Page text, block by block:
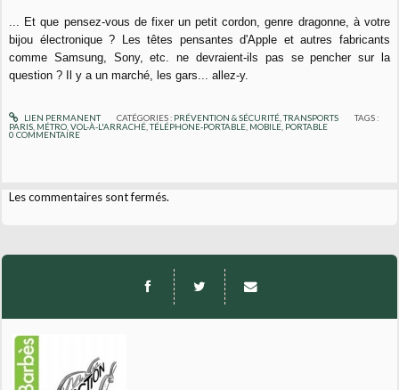
... Et que pensez-vous de fixer un petit cordon, genre dragonne, à votre
bijou électronique ? Les têtes pensantes d'Apple et autres fabricants
comme Samsung, Sony, etc. ne devraient-ils pas se pencher sur la
question ? Il y a un marché, les gars... allez-y.
LIEN PERMANENT CATÉGORIES : PRÉVENTION & SÉCURITÉ,TRANSPORTS
TAGS :
PARIS MÉTRO ,VOL-À-L'ARRACHÉ ,TÉLÉPHONE-PORTABLE MOBILE PORTABLE
0 COMMENTAIRE
Les commentaires sont fermés.